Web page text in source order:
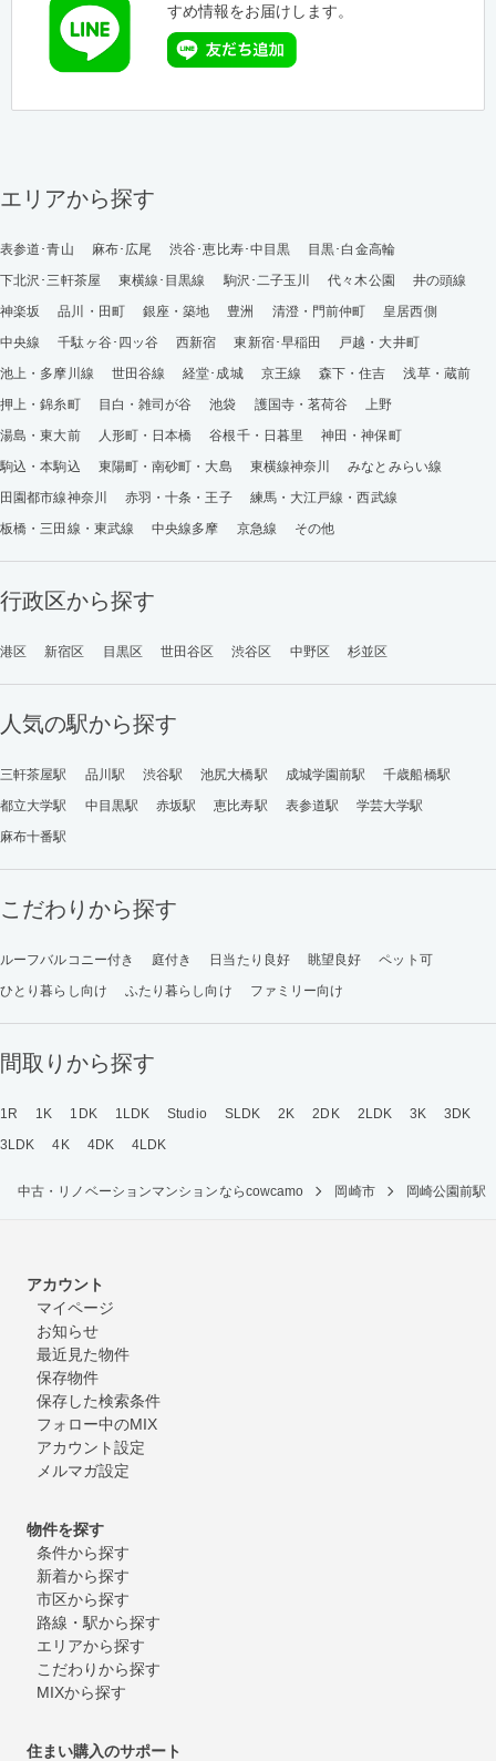
すめ情報をお届けします。
エリアから探す
表参道･青山 麻布･広尾 渋谷･恵比寿･中目黒
目黒･白金高輪
下北沢･三軒茶屋
東横線･目黒線 駒沢･二子玉川 代々木公園
井の頭線
神楽坂
品川・田町 銀座・築地 豊洲 清澄・門前仲町
皇居西側
中央線
千駄ヶ谷･四ッ谷 西新宿 東新宿･早稲田
戸越・大井町
池上・多摩川線
世田谷線 経堂･成城 京王線 森下・住吉
浅草・蔵前
押上・錦糸町
目白・雑司が谷 池袋 護国寺・茗荷谷
上野
湯島・東大前
人形町・日本橋 谷根千・日暮里
神田・神保町
駒込・本駒込
東陽町・南砂町・大島 東横線神奈川
みなとみらい線
田園都市線神奈川
赤羽・十条・王子
練馬・大江戸線・西武線
板橋・三田線・東武線
中央線多摩 京急線 その他
行政区から探す
港区 新宿区 目黒区 世田谷区 渋谷区 中野区 杉並区
人気の駅から探す
三軒茶屋駅 品川駅 渋谷駅 池尻大橋駅 成城学園前駅
千歳船橋駅
都立大学駅
中目黒駅 赤坂駅 恵比寿駅 表参道駅
学芸大学駅
麻布十番駅
こだわりから探す
ルーフバルコニー付き 庭付き 日当たり良好 眺望良好
ペット可
ひとり暮らし向け
ふたり暮らし向け ファミリー向け
間取りから探す
1R 1K 1DK 1LDK Studio SLDK 2K 2DK 2LDK 3K
3DK
3LDK
4K 4DK 4LDK
中古・リノベーションマンションならcowcamo 岡崎市 岡崎公園前駅
アカウント
マイページ
お知らせ
最近見た物件
保存物件
保存した検索条件
フォロー中のMIX
アカウント設定
メルマガ設定
物件を探す
条件から探す
新着から探す
市区から探す
路線・駅から探す
エリアから探す
こだわりから探す
MIXから探す
住まい購入のサポート